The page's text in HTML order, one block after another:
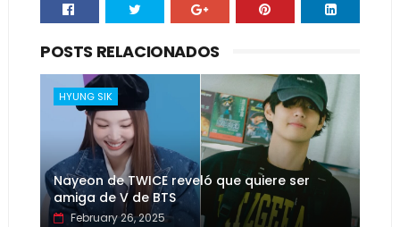
POSTS RELACIONADOS
HYUNG SIK
Nayeon de TWICE reveló que quiere ser
amiga de V de BTS
February 26, 2025